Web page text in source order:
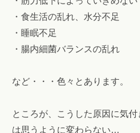
・食生活の乱れ、水分不足
・睡眠不足
・腸内細菌バランスの乱れ
など・・・色々とあります。
ところが、こうした原因に気
は思うように変わらない…